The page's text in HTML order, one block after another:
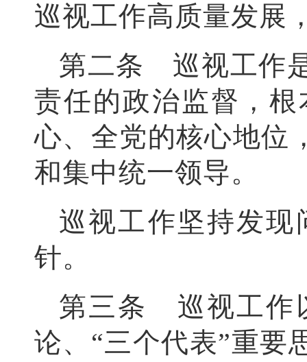
巡视工作高质量发展
第二条 巡视工作
责任的政治监督，
心、全党的核心地位
和集中统一领导。
巡视工作坚持发
针。
第三条 巡视工作
论、“三个代表”重要